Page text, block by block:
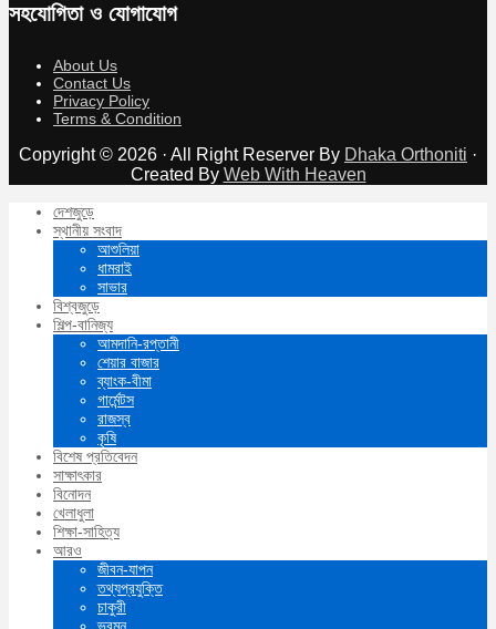
সহযোগিতা ও যোগাযোগ
About Us
Contact Us
Privacy Policy
Terms & Condition
Copyright © 2026 · All Right Reserver By Dhaka Orthoniti ·
Created By Web With Heaven
দেশজুড়ে
স্থানীয় সংবাদ
আশুলিয়া
ধামরাই
সাভার
বিশ্বজুড়ে
শিল্প-বানিজ্য
আমদানি-রপ্তানী
শেয়ার বাজার
ব্যাংক-বীমা
গার্মেন্টস
রাজস্ব
কৃষি
বিশেষ প্রতিবেদন
সাক্ষাৎকার
বিনোদন
খেলাধুলা
শিক্ষা-সাহিত্য
আরও
জীবন-যাপন
তথ্যপ্রযুক্তি
চাকুরী